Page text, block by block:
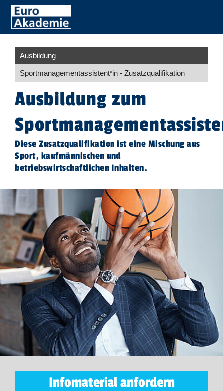
Ausbildung
Sportmanagement­assistent​*in - Zusatzqualifikation
Ausbildung zum
Diese Zusatzqualifikation ist eine Mischung aus
Sport, kaufmännischen und
betriebswirtschaftlichen Inhalten.
Infomaterial anfordern